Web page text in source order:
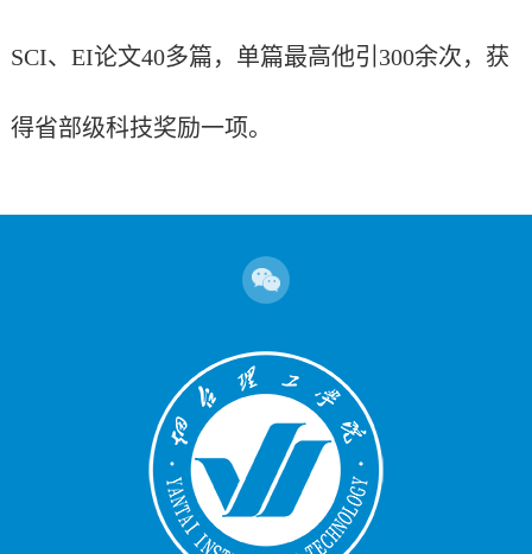
SCI、EI论文40多篇，单篇最高他引 300余次，获
得省部级科技奖励一项。